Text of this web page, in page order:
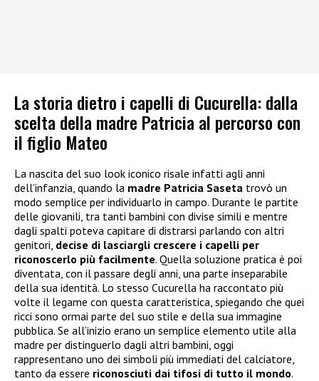
La storia dietro i capelli di Cucurella: dalla
scelta della madre Patricia al percorso con
il figlio Mateo
La nascita del suo look iconico risale infatti agli anni
dell’infanzia, quando la madre Patricia Saseta trovò un
modo semplice per individuarlo in campo. Durante le partite
delle giovanili, tra tanti bambini con divise simili e mentre
dagli spalti poteva capitare di distrarsi parlando con altri
genitori, decise di lasciargli crescere i capelli per
riconoscerlo più facilmente. Quella soluzione pratica è poi
diventata, con il passare degli anni, una parte inseparabile
della sua identità. Lo stesso Cucurella ha raccontato più
volte il legame con questa caratteristica, spiegando che quei
ricci sono ormai parte del suo stile e della sua immagine
pubblica. Se all’inizio erano un semplice elemento utile alla
madre per distinguerlo dagli altri bambini, oggi
rappresentano uno dei simboli più immediati del calciatore,
tanto da essere riconosciuti dai tifosi di tutto il mondo.